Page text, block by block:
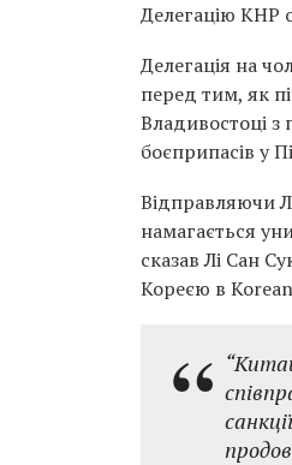
Делегацію КНР
Делегація на
перед тим, як
Владивостоці
боєприпасів у
Відправляючи
намагається
сказав Лі Сан
Кореєю в